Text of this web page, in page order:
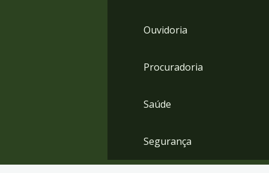
Ouvidoria
Procuradoria
Saúde
Segurança